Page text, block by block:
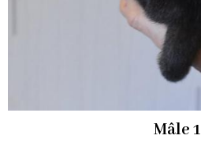
Mâle 1